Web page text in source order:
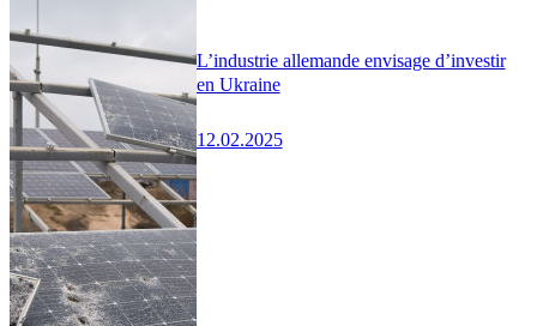
L’industrie allemande envisage d’investir
en Ukraine
12.02.2025